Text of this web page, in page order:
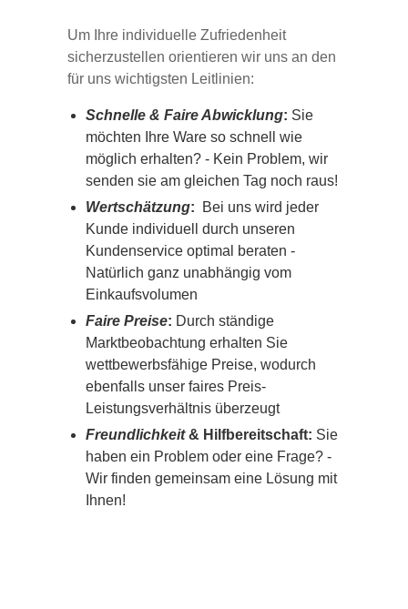
Um Ihre individuelle Zufriedenheit
sicherzustellen orientieren wir uns an den
für uns wichtigsten Leitlinien:
Schnelle & Faire Abwicklung: Sie
möchten Ihre Ware so schnell wie
möglich erhalten? - Kein Problem, wir
senden sie am gleichen Tag noch raus!
Wertschätzung: Bei uns wird jeder
Kunde individuell durch unseren
Kundenservice optimal beraten -
Natürlich ganz unabhängig vom
Einkaufsvolumen
Faire Preise: Durch ständige
Marktbeobachtung erhalten Sie
wettbewerbsfähige Preise, wodurch
ebenfalls unser faires Preis-
Leistungsverhältnis überzeugt
Freundlichkeit& Hilfbereitschaft: Sie
haben ein Problem oder eine Frage? -
Wir finden gemeinsam eine Lösung mit
Ihnen!